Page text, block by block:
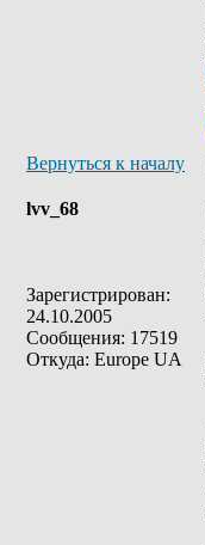
Вернуться к началу
lvv_68
Зарегистрирован:
24.10.2005
Сообщения: 17519
Откуда: Europe UA